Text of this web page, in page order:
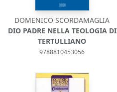
DOMENICO SCORDAMAGLIA
DIO PADRE NELLA TEOLOGIA DI
TERTULLIANO
9788810453056